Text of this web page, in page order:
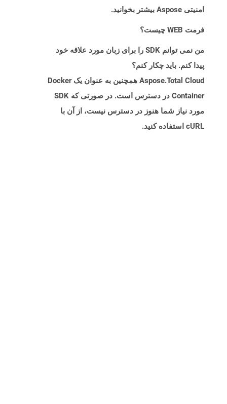
امنیتی Aspose بیشتر بخوانید.
فرمت WEB چیست؟
من نمی توانم SDK را برای زبان مورد علاقه خود
پیدا کنم. باید چکار کنم؟
Aspose.Total Cloud همچنین به عنوان یک Docker
Container در دسترس است. در صورتی که SDK
مورد نیاز شما هنوز در دسترس نیست، از آن با
cURL استفاده کنید.